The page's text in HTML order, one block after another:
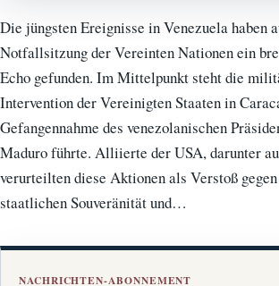
Die jüngsten Ereignisse in Venezuela haben
Notfallsitzung der Vereinten Nationen ein
Echo gefunden. Im Mittelpunkt steht die
Intervention der Vereinigten Staaten in
Gefangennahme des venezolanischen
Maduro führte. Alliierte der USA, darunter
verurteilten diese Aktionen als Verstoß
staatlichen Souveränität und…
NACHRICHTEN-ABONNEMENT